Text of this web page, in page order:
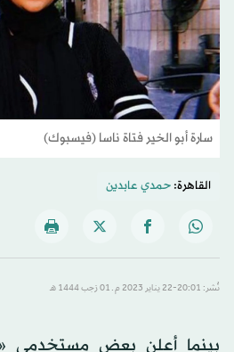
سارة أبو الخير فتاة ناسا (فيسبوك)
القاهرة:حمدي عابدين
نُشر: 20:01-22 يناير 2023 م ـ 01 رَجب 1444 هـ
بينما أعلن بعض مستخدمي